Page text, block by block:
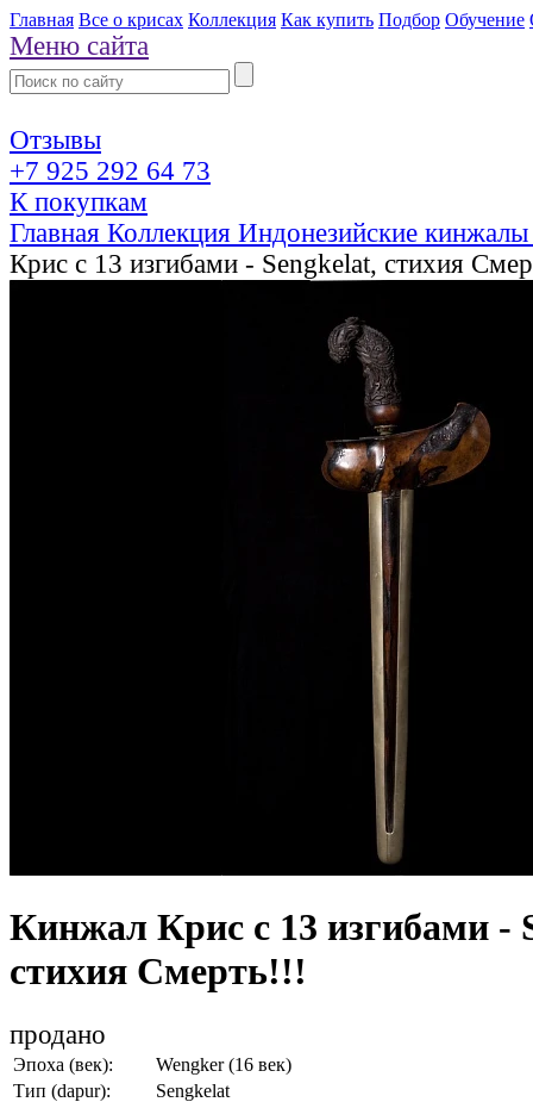
Главная Все о крисах Коллекция Как купить Подбор Обучение
Меню сайта
Отзывы
+7 925 292 64 73
К покупкам
Главная Коллекция Индонезийские
Крис с 13 изгибами - Sengkelat, стихия
Кинжал Крис с 13 изгибами -
стихия Смерть!!!
продано
Эпоха (век):
Wengker (16 век)
Тип (dapur):
Sengkelat